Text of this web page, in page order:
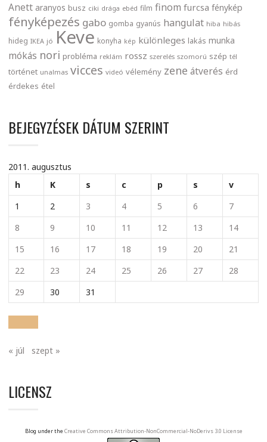
Anett aranyos busz ciki drága ebéd film finom furcsa fénykép
fényképezés gabo gomba gyanús hangulat hiba hibás
hideg IKEA jó Keve konyha kép különleges lakás munka
mókás nori probléma reklám rossz szerelés szomorú szép tél
történet unalmas vicces videó vélemény zene átverés érd
érdekes étel
BEJEGYZÉSEK DÁTUM SZERINT
2011. augusztus
h
K s c p s
v
1
2 3 4 5 6
7
8
9 10 11 12 13
14
15
16 17 18 19 20
21
22
23 24 25 26 27
28
29
30 31
« júl szept »
LICENSZ
Blog under the Creative Commons Attribution-NonCommercial-NoDerivs 3.0 License